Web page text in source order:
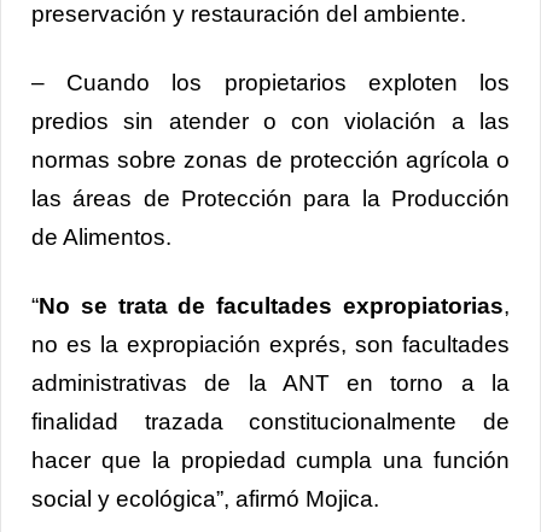
preservación y restauración del ambiente.
– Cuando los propietarios exploten los
predios sin atender o con violación a las
normas sobre zonas de protección agrícola o
las áreas de Protección para la Producción
de Alimentos.
“No se trata de facultades expropiatorias,
no es la expropiación exprés, son facultades
administrativas de la ANT en torno a la
finalidad trazada constitucionalmente de
hacer que la propiedad cumpla una función
social y ecológica”, afirmó Mojica.